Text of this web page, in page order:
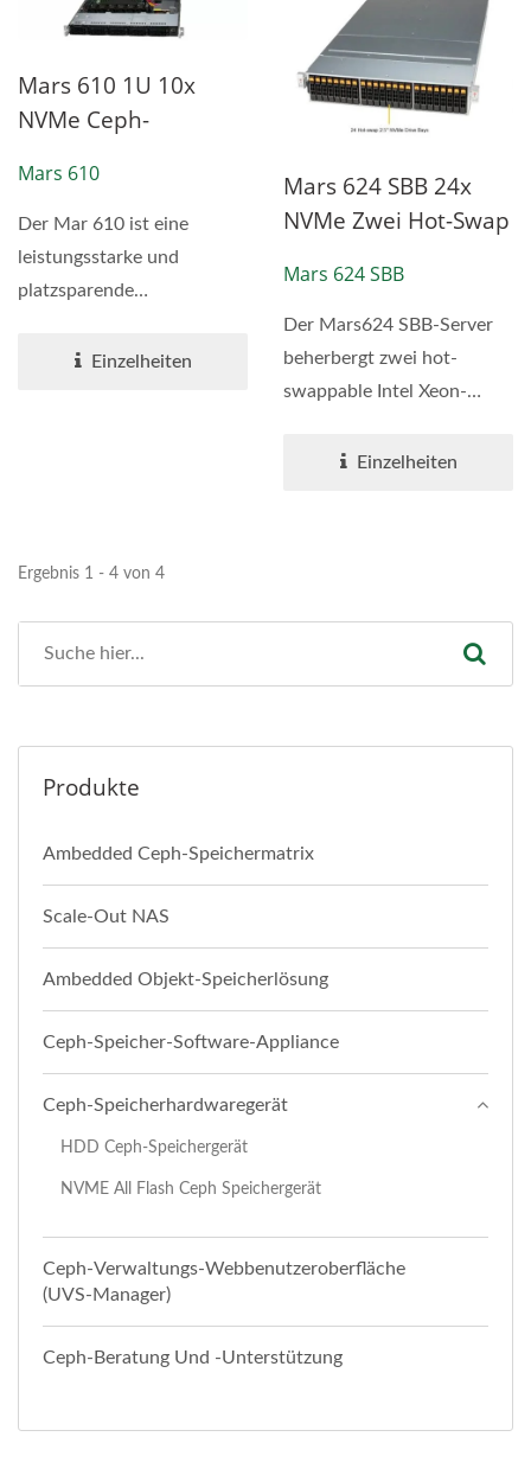
Mars 610 1U 10x
NVMe Ceph-
Mars 610
Der Mar 610 ist eine
leistungsstarke und
platzsparende
Organisationen...
Einzelheiten
Mars 624 SBB 24x
NVMe Zwei Hot-Swap
Speichergerät
Mars 624 SBB
Der Mars624 SBB-Server
beherbergt zwei hot-
swappable Intel Xeon-
Gehäuse....Einzelheiten
Ergebnis 1 - 4 von 4
Produkte
Ambedded Ceph-Speichermatrix
Scale-Out NAS
Ambedded Objekt-Speicherlösung
Ceph-Speicher-Software-Appliance
Ceph-Speicherhardwaregerät
HDD Ceph-Speichergerät
NVME All Flash Ceph Speichergerät
Ceph-Verwaltungs-Webbenutzeroberfläche
(UVS-Manager)
Ceph-Beratung Und -Unterstützung